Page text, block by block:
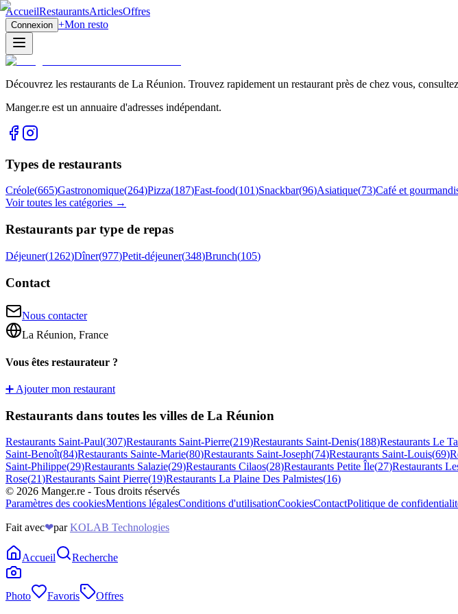
AccueilRestaurantsArticlesOffres
Connexion +Mon resto
Découvrez les restaurants de La Réunion. Trouvez rapidement un restaurant près de chez vous,
Manger.re est un annuaire d'adresses indépendant.
Types de restaurants
Créole(665)Gastronomique(264)Pizza(187)Fast-food(101)Snackbar(96)Asiatique(73)Café et
Voir toutes les catégories →
Restaurants par type de repas
Déjeuner(1262)Dîner(977)Petit-déjeuner(348)Brunch(105)
Contact
Nous contacter
La Réunion, France
Vous êtes restaurateur ?
➕ Ajouter mon restaurant
Restaurants dans toutes les villes de La Réunion
Restaurants Saint-Paul(307)Restaurants Saint-Pierre(219)Restaurants Saint-Denis(188)Restaurants Le
Saint-Benoît(84)Restaurants Sainte-Marie(80)Restaurants Saint-Joseph(74)Restaurants Saint-Louis(69)
Saint-Philippe(29)Restaurants Salazie(29)Restaurants Cilaos(28)Restaurants Petite Île(27)Restaurants
Rose(21)Restaurants Saint Pierre(19)Restaurants La Plaine Des Palmistes(16)
© 2026 Manger.re - Tous droits réservés
Paramètres des cookiesMentions légalesConditions d'utilisationCookiesContactPolitique de
Fait avec❤par KOLAB Technologies
Accueil Recherche
Photo Favoris Offres